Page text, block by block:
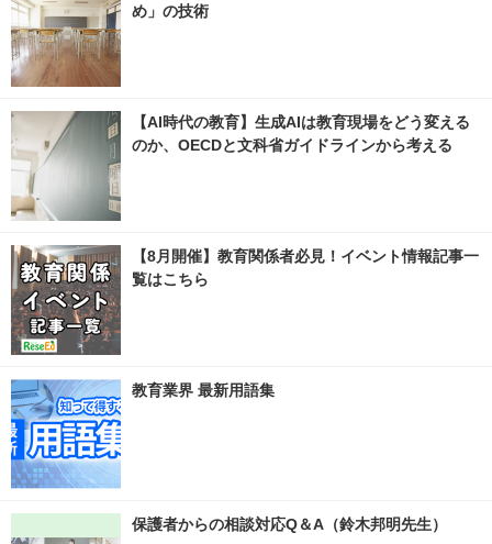
め」の技術
【AI時代の教育】生成AIは教育現場をどう変える
のか、OECDと文科省ガイドラインから考える
【8月開催】教育関係者必見！イベント情報記事一
覧はこちら
教育業界 最新用語集
保護者からの相談対応Q＆A（鈴木邦明先生）